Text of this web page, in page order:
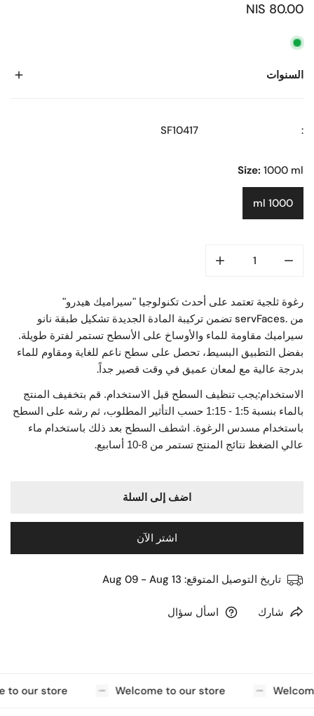
السعر
80.00 NIS
السنوات
:
SF10417
Size: 1000 ml
1000 ml
رغوة ثلجية تعتمد على أحدث تكنولوجيا "سيراميك هيدرو"
من servFaces. تضمن تركيبة المادة الجديدة تشكيل طبقة نانو
سيراميك مقاومة للماء والأوساخ على الأسطح تستمر لفترة طويلة.
بفضل التطبيق البسيط، تحصل على سطح ناعم للغاية ومقاوم للماء
بدرجة عالية مع لمعان عميق في وقت قصير جداً.
الاستخدام:يجب تنظيف السطح قبل الاستخدام. قم بتخفيف المنتج
بالماء بنسبة 1:5 - 1:15 حسب التأثير المطلوب، ثم رشه على السطح
باستخدام مسدس الرغوة. اشطف السطح بعد ذلك باستخدام ماء
عالي الضغظ نتائج المنتج تستمر من 8-10
أسابيع.
اضف إلى السلة
اشتر الآن
تاريخ التوصيل المتوقع: Aug 09 - Aug 13
شارك اسأل سؤال
Welcome to our store
to our store